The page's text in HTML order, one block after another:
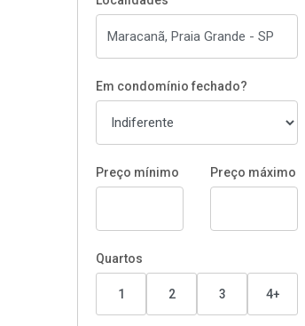
Em condomínio fechado?
Preço mínimo Preço máximo
Quartos
1 2 3 4+